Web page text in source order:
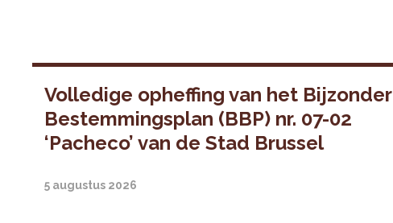
Volledige opheffing van het Bijzonder
Bestemmingsplan (BBP) nr. 07-02
‘Pacheco’ van de Stad Brussel
5 augustus 2026